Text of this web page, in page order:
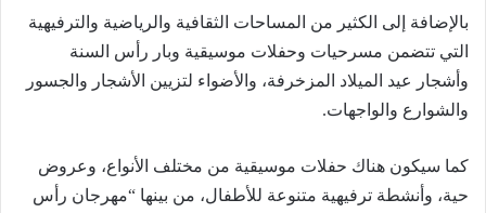
بالإضافة إلى الكثير من المساحات الثقافية والرياضية والترفيهية
التي تتضمن مسرحيات وحفلات موسيقية وبار رأس السنة
وأشجار عيد الميلاد المزخرفة، والأضواء لتزيين الأشجار والجسور
والشوارع والواجهات.
كما سيكون هناك حفلات موسيقية من مختلف الأنواع، وعروض
حية، وأنشطة ترفيهية متنوعة للأطفال، من بينها “مهرجان رأس